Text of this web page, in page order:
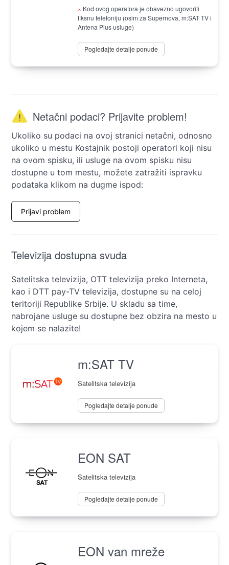
× Kod ovog operatora je obavezno ugovoriti
fiksnu telefoniju (osim za Supernova, m:SAT TV i
Antena Plus usluge)
Pogledajte detalje ponude
Netačni podaci? Prijavite problem!
Ukoliko su podaci na ovoj stranici netačni, odnosno
ukoliko u mestu Kostajnik postoji operatori koji nisu
na ovom spisku, ili usluge na ovom spisku nisu
dostupne u tom mestu, možete zatražiti ispravku
podataka klikom na dugme ispod:
Prijavi problem
Televizija dostupna svuda
Satelitska televizija, OTT televizija preko Interneta,
kao i DTT pay-TV televizija, dostupne su na celoj
teritoriji Republike Srbije. U skladu sa time,
nabrojane usluge su dostupne bez obzira na mesto u
kojem se nalazite!
m:SAT TV
Satelitska televizija
Pogledajte detalje ponude
EON SAT
Satelitska televizija
Pogledajte detalje ponude
EON van mreže